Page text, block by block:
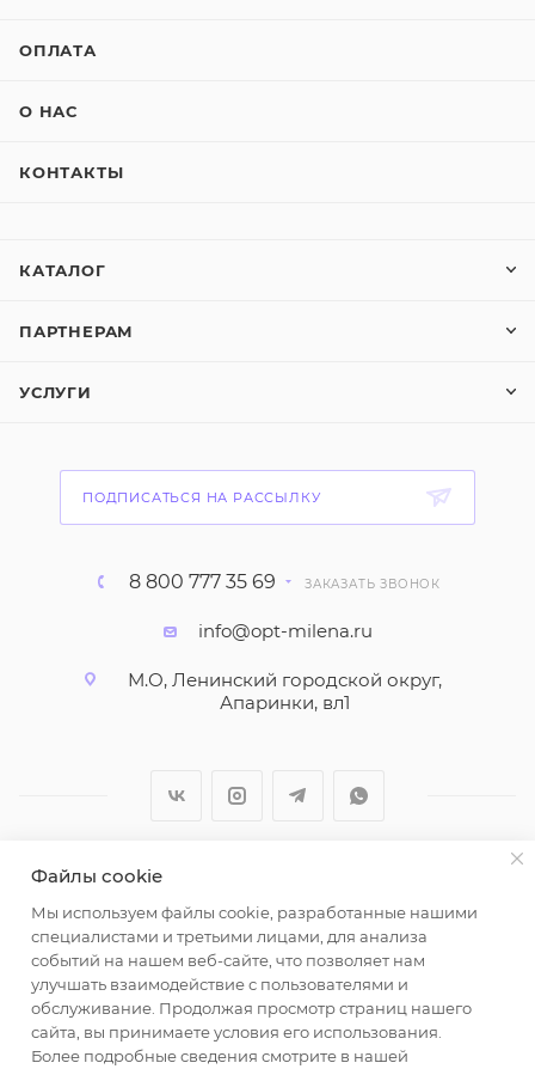
ОПЛАТА
О НАС
КОНТАКТЫ
КАТАЛОГ
ПАРТНЕРАМ
УСЛУГИ
ПОДПИСАТЬСЯ НА РАССЫЛКУ
8 800 777 35 69 ЗАКАЗАТЬ ЗВОНОК
info@opt-milena.ru
М.О, Ленинский городской округ,
Апаринки, вл1
2026 © ООО "Вайт Текстиль групп"
Любая информация на сайте носит справочный
характер и не является публичной офертой
определяемой положениями пункта 2 статьи 437
Гражданского кодекса Российской Федерации.
Использование любых материалов, опубликованных
на https://opt-milena.ru, допустимо только при
Файлы cookie
Мы используем файлы cookie, разработанные нашими
специалистами и третьими лицами, для анализа
событий на нашем веб-сайте, что позволяет нам
улучшать взаимодействие с пользователями и
обслуживание. Продолжая просмотр страниц нашего
сайта, вы принимаете условия его использования.
Более подробные сведения смотрите в нашей